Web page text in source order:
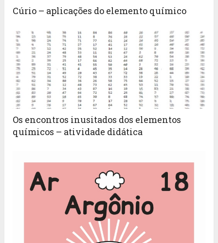
Cúrio – aplicações do elemento químico
Os encontros inusitados dos elementos
químicos – atividade didática